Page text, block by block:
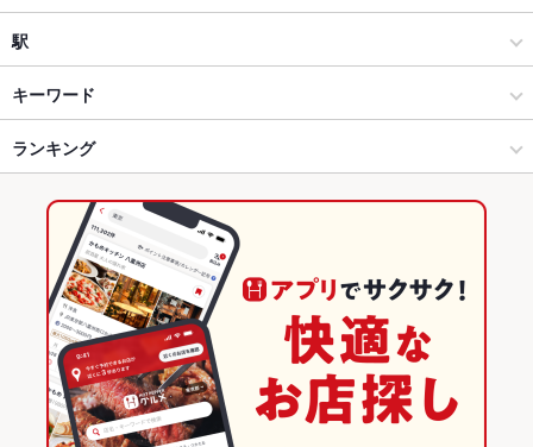
和風
新宿 × 居酒屋
新宿 × 和風
新宿駅 × 居酒屋
新宿駅 × 和風
焼き鳥・鶏料理
新宿 × 和食
新宿東口
新宿東口 × 居酒屋
新宿東口 × 和風
新宿東口 × 和食
新宿東口 × 焼き鳥・鶏料理
東京 × 居酒屋
東京 × 和風
駅
新宿駅
新宿三丁目駅
西武新宿駅
キーワード
手羽先 からあげ
ちゃんこ鍋 ステーキ
バーベキュー 焼きうどん
ランキング
東京のグルメランキング
東京の居酒屋ランキング
新宿のグルメランキング
新宿の居酒屋ランキング
新宿東口のグルメランキング